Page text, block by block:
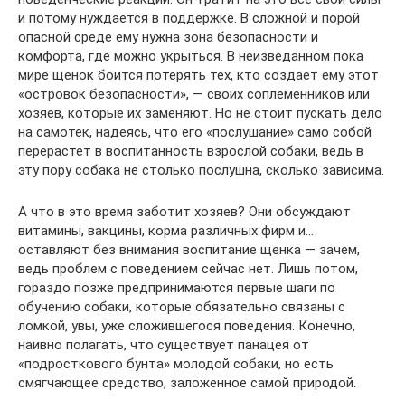
и потому нуждается в поддержке. В сложной и порой
опасной среде ему нужна зона безопасности и
комфорта, где можно укрыться. В неизведанном пока
мире щенок боится потерять тех, кто создает ему этот
«островок безопасности», — своих соплеменников или
хозяев, которые их заменяют. Но не стоит пускать дело
на самотек, надеясь, что его «послушание» само собой
перерастет в воспитанность взрослой собаки, ведь в
эту пору собака не столько послушна, сколько зависима.
А что в это время заботит хозяев? Они обсуждают
витамины, вакцины, корма различных фирм и…
оставляют без внимания воспитание щенка — зачем,
ведь проблем с поведением сейчас нет. Лишь потом,
гораздо позже предпринимаются первые шаги по
обучению собаки, которые обязательно связаны с
ломкой, увы, уже сложившегося поведения. Конечно,
наивно полагать, что существует панацея от
«подросткового бунта» молодой собаки, но есть
смягчающее средство, заложенное самой природой.